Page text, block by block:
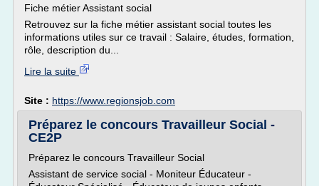
Fiche métier Assistant social
Retrouvez sur la fiche métier assistant social toutes les
informations utiles sur ce travail : Salaire, études, formation,
rôle, description du...
Lire la suite
Site : https://www.regionsjob.com
Préparez le concours Travailleur Social -
CE2P
Préparez le concours Travailleur Social
Assistant de service social - Moniteur Éducateur -